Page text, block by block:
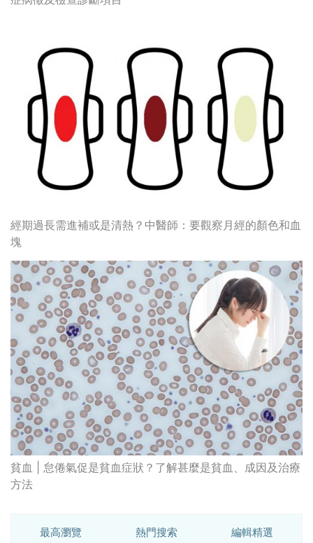
經期過長需進補或是清熱？中醫師：要觀察月經的顏色和血
塊
貧血 | 怠倦氣促是貧血症狀？了解甚麼是貧血、成因及治療
方法
最高瀏覽 熱門搜索 編輯精選